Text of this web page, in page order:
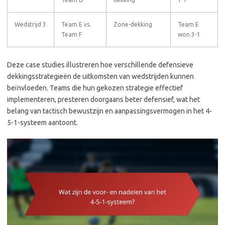
Wedstrijd 3
Team E vs.
Team F
Zone-dekking
Team E
won 3-1
Deze case studies illustreren hoe verschillende defensieve
dekkingsstrategieën de uitkomsten van wedstrijden kunnen
beïnvloeden. Teams die hun gekozen strategie effectief
implementeren, presteren doorgaans beter defensief, wat het
belang van tactisch bewustzijn en aanpassingsvermogen in het 4-
5-1-systeem aantoont.